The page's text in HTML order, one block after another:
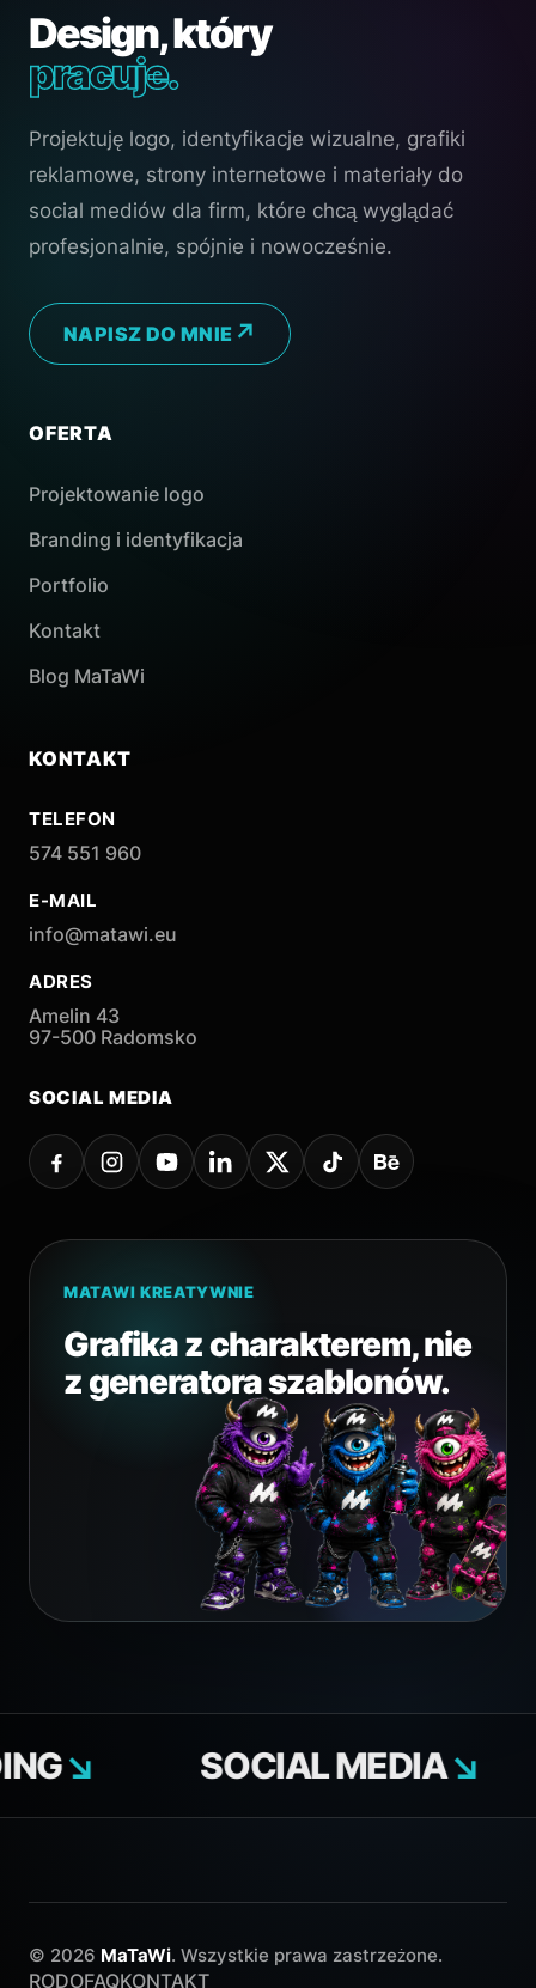
Design, który
pracuje.
Projektuję logo, identyfikacje wizualne, grafiki
reklamowe, strony internetowe i materiały do
social mediów dla firm, które chcą wyglądać
profesjonalnie, spójnie i nowocześnie.
NAPISZ DO MNIE
OFERTA
Projektowanie logo
Branding i identyfikacja
Portfolio
Kontakt
Blog MaTaWi
KONTAKT
TELEFON
574 551 960
E-MAIL
info@matawi.eu
ADRES
Amelin 43
97-500 Radomsko
SOCIAL MEDIA
MATAWI KREATYWNIE
Grafika z charakterem, nie
z generatora szablonów.
↘ SOCIAL MEDIA↘
© 2026 MaTaWi. Wszystkie prawa zastrzeżone.
RODOFAQKONTAKT